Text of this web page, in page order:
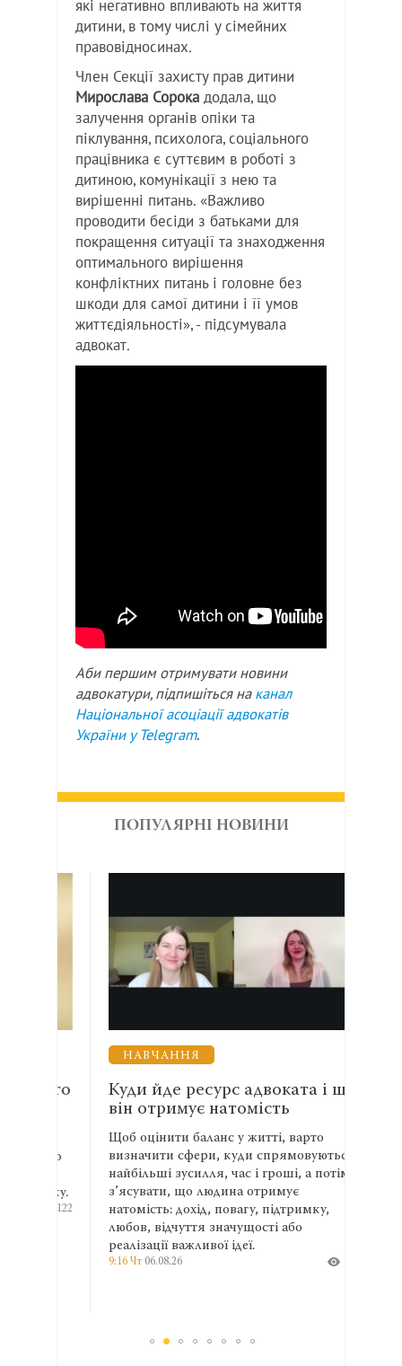
які негативно впливають на життя
дитини, в тому числі у сімейних
правовідносинах.
Член Секції захисту прав дитини
Мирослава Сорока додала, що
залучення органів опіки та
піклування, психолога, соціального
працівника є суттєвим в роботі з
дитиною, комунікації з нею та
вирішенні питань. «Важливо
проводити бесіди з батьками для
покращення ситуації та знаходження
оптимального вирішення
конфліктних питань і головне без
шкоди для самої дитини і її умов
життєдіяльності», - підсумувала
адвокат.
Аби першим отримувати новини
адвокатури, підпишіться на канал
Національної асоціації адвокатів
України у Telegram.
ПОПУЛЯРНІ НОВИНИ
НАВЧАННЯ
Куди йде ресурс адвоката і що
він отримує натомість
Щоб оцінити баланс у житті, варто
визначити сфери, куди спрямовуються
найбільші зусилля, час і гроші, а потім
з’ясувати, що людина отримує
натомість: дохід, повагу, підтримку,
любов, відчуття значущості або
реалізації важливої ідеї.
9:16 Чт06.08.26